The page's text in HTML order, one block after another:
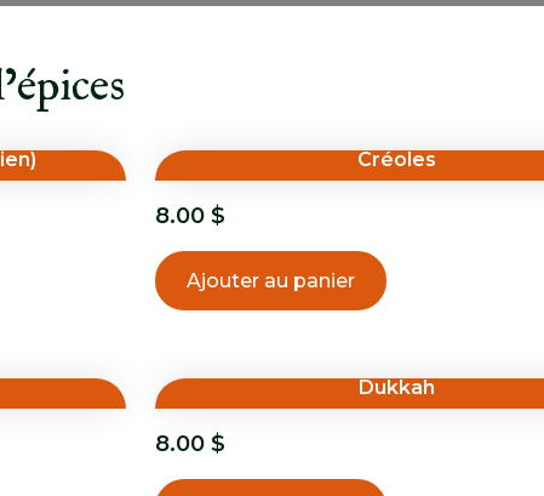
Créoles
8.00 $
Ajouter au panier
Dukkah
8.00 $